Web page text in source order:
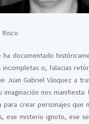
ha documentado
incompletas o, falacias
Juan Gabriel Vásquez a
imaginación nos manifiesta:
crear personajes que
ese misterio ignoto, ese